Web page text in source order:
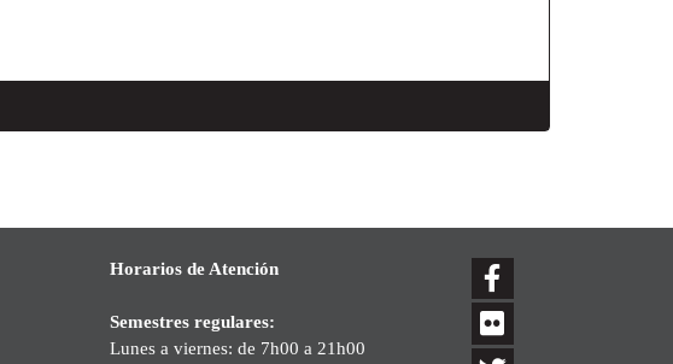
Horarios de Atención
Semestres regulares:
Lunes a viernes: de 7h00 a 21h00